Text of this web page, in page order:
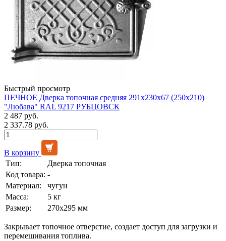
Быстрый просмотр
ПЕЧНОЕ Дверка топочная средняя 291х230х67 (250х210)
"Любава" RAL 9217 РУБЦОВСК
2 487 руб.
2 337.78 руб.
В корзину
Тип:
Дверка топочная
Код товара: -
Материал:
чугун
Масса:
5 кг
Размер:
270х295 мм
Закрывает топочное отверстие, создает доступ для загрузки и
перемешивания топлива.